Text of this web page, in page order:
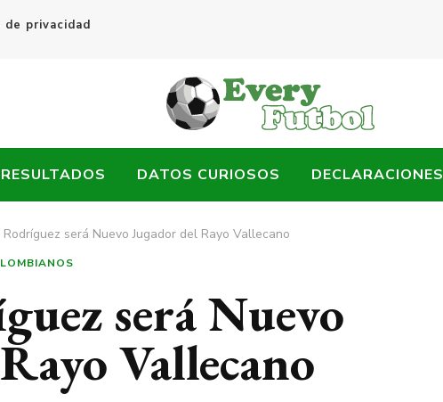
privacidad
RESULTADOS DATOS CURIOSOS DECLARACIONES
Rodríguez será Nuevo Jugador del Rayo Vallecano
será Nuevo
Vallecano